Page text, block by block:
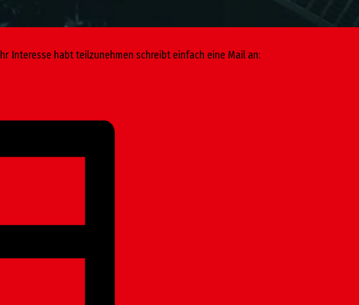
Interesse habt teilzunehmen schreibt einfach eine Mail an: